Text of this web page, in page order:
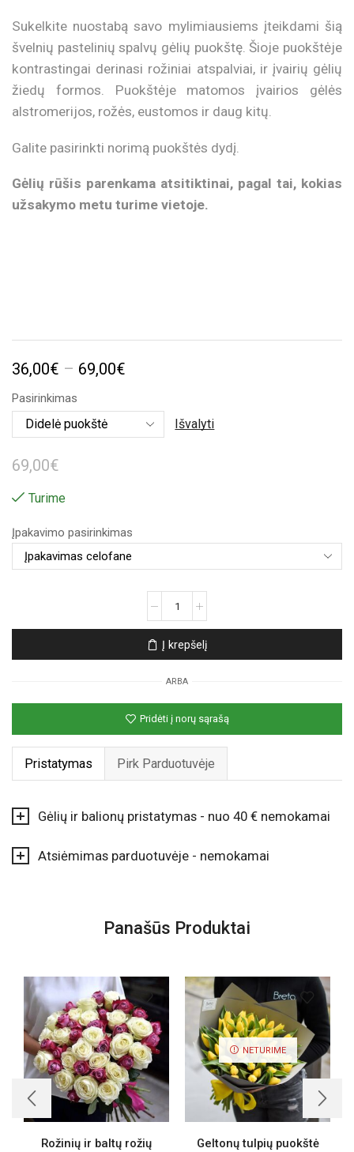
Sukelkite nuostabą savo mylimiausiems įteikdami šią
švelnių pastelinių spalvų gėlių puokštę. Šioje puokštėje
kontrastingai derinasi rožiniai atspalviai, ir įvairių gėlių
žiedų formos. Puokštėje matomos įvairios gėlės
alstromerijos, rožės, eustomos ir daug kitų.
Galite pasirinkti norimą puokštės dydį.
Gėlių rūšis parenkama atsitiktinai, pagal tai, kokias
užsakymo metu turime vietoje.
36,00€ – 69,00€
36,00€
through
Pasirinkimas
Išvalyti
69,00€
Turime
Įpakavimo pasirinkimas
Pastelinių
spalvų
puokštė
Į krepšelį
ARBA
Pridėti į norų sąrašą
Pristatymas Pirk Parduotuvėje
Gėlių ir balionų pristatymas - nuo 40 € nemokamai
Atsiėmimas parduotuvėje - nemokamai
Panašūs Produktai
Rožinių ir baltų rožių
NETURIME
Geltonų tulpių puokštė